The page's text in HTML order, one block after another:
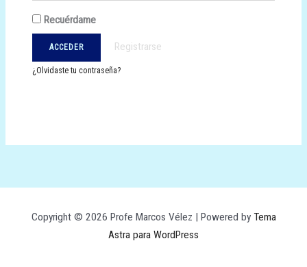
Recuérdame
Registrarse
¿Olvidaste tu contraseña?
Copyright © 2026 Profe Marcos Vélez | Powered by Tema
Astra para WordPress